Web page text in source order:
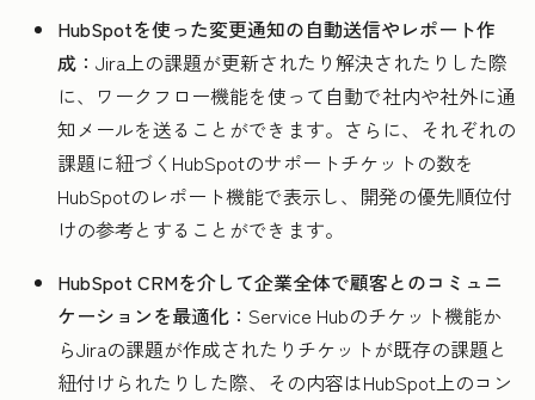
HubSpotを使った変更通知の自動送信やレポート作
成： Jira上の課題が更新されたり解決されたりした際
に、ワークフロー機能を使って自動で社内や社外に通
知メールを送ることができます。さらに、それぞれの
課題に紐づくHubSpotのサポートチケットの数を
HubSpotのレポート機能で表示し、開発の優先順位付
けの参考とすることができます。
HubSpot CRMを介して企業全体で顧客とのコミュニ
ケーションを最適化： Service Hubのチケット機能か
らJiraの課題が作成されたりチケットが既存の課題と
紐付けられたりした際、その内容はHubSpot上のコン